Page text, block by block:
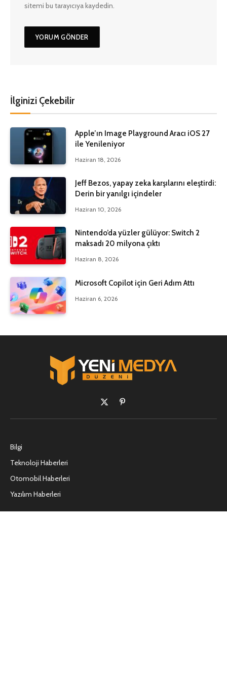
sitemi bu tarayıcıya kaydedin.
İlginizi Çekebilir
Apple’ın Image Playground Aracı iOS 27
ile Yenileniyor
Haziran 18, 2026
Jeff Bezos, yapay zeka karşılarını eleştirdi:
Derin bir yanılgı içindeler
Haziran 10, 2026
Nintendo’da yüzler gülüyor: Switch 2
maksadı 20 milyona çıktı
Haziran 8, 2026
Microsoft Copilot için Geri Adım Attı
Haziran 6, 2026
X
(Twitter)
Pinterest'in
Bilgi
Teknoloji Haberleri
Otomobil Haberleri
Yazılım Haberleri